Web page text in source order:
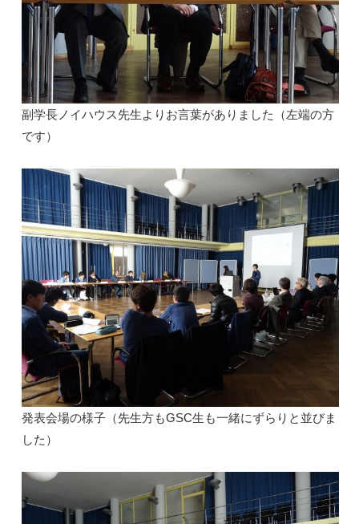
副学長ノイハウス先生よりお言葉がありました（左端の方
です）
発表会場の様子（先生方もGSC生も一緒にずらりと並びま
した）